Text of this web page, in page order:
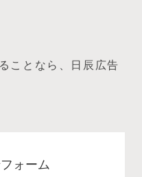
ことなら、日辰広告
ォーム